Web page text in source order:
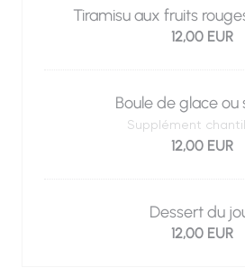
Tiramisu aux fruits
12,00 EUR
Boule de glace ou
Supplément
12,00 EUR
Dessert du
12,00 EUR